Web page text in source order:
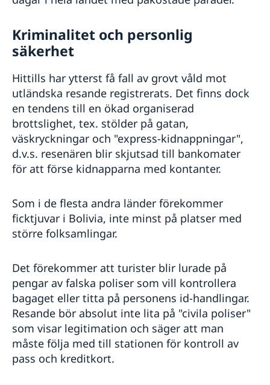
Kriminalitet och personlig
säkerhet
Hittills har ytterst få fall av grovt våld mot
utländska resande registrerats. Det finns dock
en tendens till en ökad organiserad
brottslighet, tex. stölder på gatan,
väskryckningar och "express-kidnappningar",
d.v.s. resenären blir skjutsad till bankomater
för att förse kidnapparna med kontanter.
Som i de flesta andra länder förekommer
ficktjuvar i Bolivia, inte minst på platser med
större folksamlingar.
Det förekommer att turister blir lurade på
pengar av falska poliser som vill kontrollera
bagaget eller titta på personens id-handlingar.
Resande bör absolut inte lita på "civila poliser"
som visar legitimation och säger att man
måste följa med till stationen för kontroll av
pass och kreditkort.